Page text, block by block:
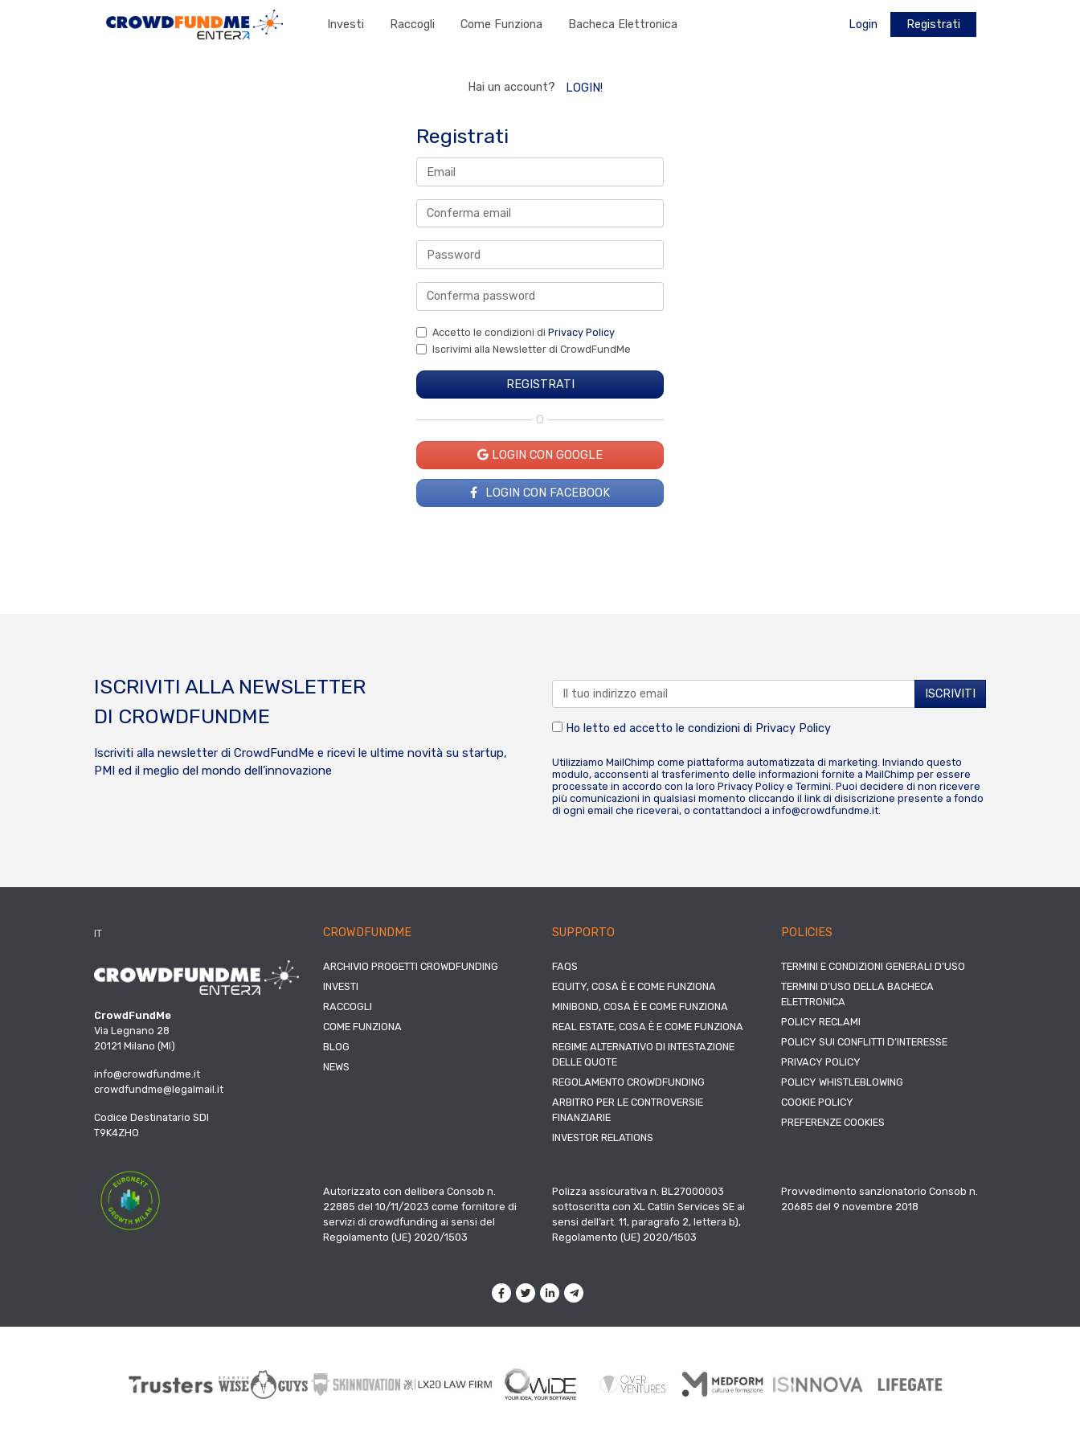
Investi Raccogli Come Funziona Bacheca Elettronica Login Registrati
Hai un account? LOGIN!
Registrati
Accetto le condizioni di Privacy Policy
Iscrivimi alla Newsletter di CrowdFundMe
O
LOGIN CON GOOGLE
LOGIN CON FACEBOOK
ISCRIVITI ALLA NEWSLETTER
DI CROWDFUNDME
Iscriviti alla newsletter di CrowdFundMe e ricevi le ultime novità su startup,
PMI ed il meglio del mondo dell’innovazione
Ho letto ed accetto le condizioni di Privacy Policy
Utilizziamo MailChimp come piattaforma automatizzata di marketing. Inviando questo
modulo, acconsenti al trasferimento delle informazioni fornite a MailChimp per essere
processate in accordo con la loro Privacy Policy e Termini. Puoi decidere di non ricevere
più comunicazioni in qualsiasi momento cliccando il link di disiscrizione presente a fondo
di ogni email che riceverai, o contattandoci a info@crowdfundme.it.
IT
CrowdFundMe
Via Legnano 28
20121 Milano (MI)
info@crowdfundme.it
crowdfundme@legalmail.it
Codice Destinatario SDI
T9K4ZHO
CROWDFUNDME
ARCHIVIO PROGETTI CROWDFUNDING
INVESTI
RACCOGLI
COME FUNZIONA
BLOG
NEWS
SUPPORTO
FAQS
EQUITY, COSA È E COME FUNZIONA
MINIBOND, COSA È E COME FUNZIONA
REAL ESTATE, COSA È E COME FUNZIONA
REGIME ALTERNATIVO DI INTESTAZIONE
DELLE QUOTE
REGOLAMENTO CROWDFUNDING
ARBITRO PER LE CONTROVERSIE
FINANZIARIE
INVESTOR RELATIONS
POLICIES
TERMINI E CONDIZIONI GENERALI D’USO
TERMINI D’USO DELLA BACHECA
ELETTRONICA
POLICY RECLAMI
POLICY SUI CONFLITTI D’INTERESSE
PRIVACY POLICY
POLICY WHISTLEBLOWING
COOKIE POLICY
PREFERENZE COOKIES
Autorizzato con delibera Consob n.
22885 del 10/11/2023 come fornitore di
servizi di crowdfunding ai sensi del
Regolamento (UE) 2020/1503
Polizza assicurativa n. BL27000003
sottoscritta con XL Catlin Services SE ai
sensi dell’art. 11, paragrafo 2, lettera b),
Regolamento (UE) 2020/1503
Provvedimento sanzionatorio Consob n.
20685 del 9 novembre 2018